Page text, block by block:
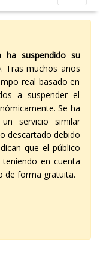
ha suspendido su
. Tras muchos años
real basado en
a suspender el
Se ha
servicio similar
descartado debido
que el público
en cuenta
de forma gratuita.